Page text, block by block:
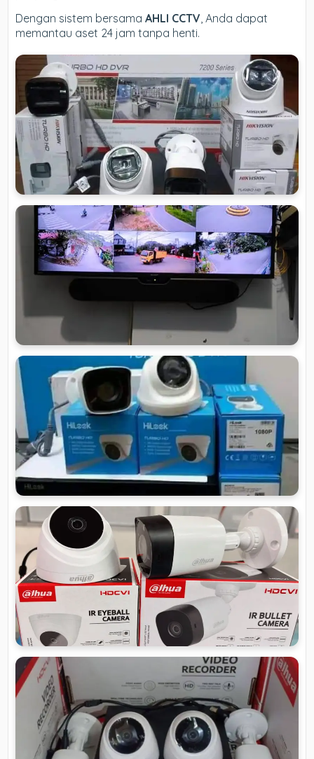
Dengan sistem bersamaAHLI CCTV, Anda dapat
memantau aset 24 jam tanpa henti.